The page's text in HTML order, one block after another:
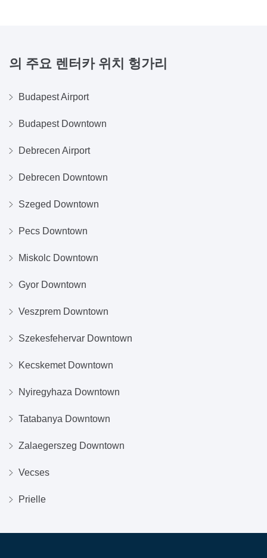
의 주요 렌터카 위치 헝가리
Budapest Airport
Budapest Downtown
Debrecen Airport
Debrecen Downtown
Szeged Downtown
Pecs Downtown
Miskolc Downtown
Gyor Downtown
Veszprem Downtown
Szekesfehervar Downtown
Kecskemet Downtown
Nyiregyhaza Downtown
Tatabanya Downtown
Zalaegerszeg Downtown
Vecses
Prielle